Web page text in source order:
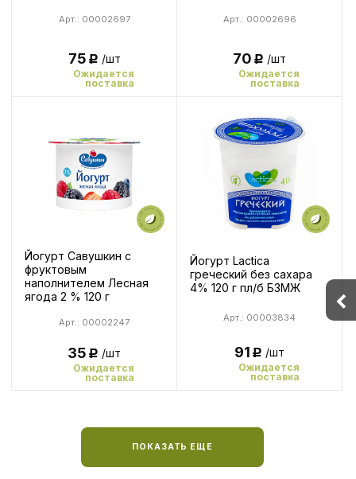
Арт.: 00002697
75Р /шт
Ожидается
поставка
Арт.: 00002696
70Р /шт
Ожидается
поставка
Йогурт Савушкин с
фруктовым
наполнителем Лесная
ягода 2 % 120 г
Арт.: 00002247
35Р /шт
Ожидается
поставка
Йогурт Lactica
греческий без сахара
4% 120 г пл/б БЗМЖ
Арт.: 00003834
91Р /шт
Ожидается
поставка
ПОКАЗАТЬ ЕЩЕ